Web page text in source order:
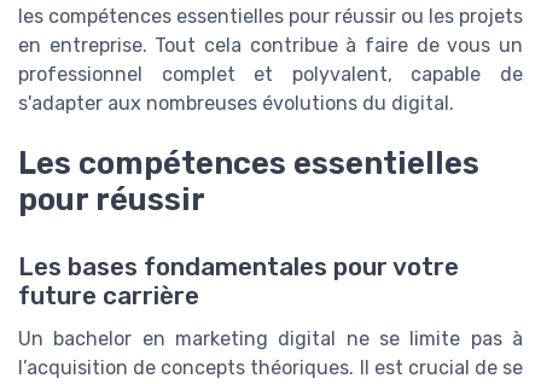
les compétences essentielles pour réussir ou les projets
en entreprise. Tout cela contribue à faire de vous un
professionnel complet et polyvalent, capable de
s'adapter aux nombreuses évolutions du digital.
Les compétences essentielles
pour réussir
Les bases fondamentales pour votre
future carrière
Un bachelor en marketing digital ne se limite pas à
l’acquisition de concepts théoriques. Il est crucial de se